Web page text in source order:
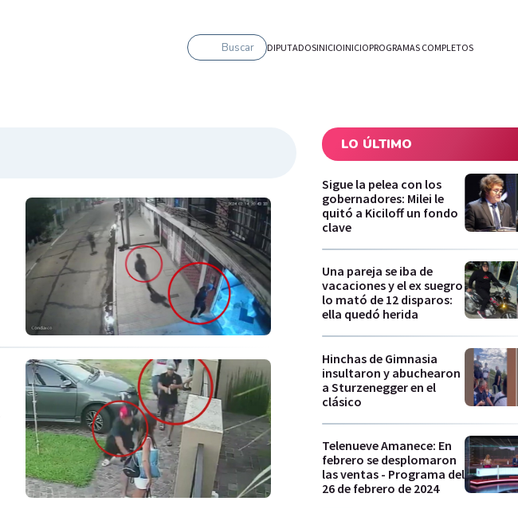
Buscar DIPUTADOSINICIOINICIOPROGRAMAS COMPLETOS
LO ÚLTIMO
Sigue la pelea con los
gobernadores: Milei le
quitó a Kiciloff un fondo
clave
Una pareja se iba de
vacaciones y el ex suegro
lo mató de 12 disparos:
ella quedó herida
Hinchas de Gimnasia
insultaron y abuchearon
a Sturzenegger en el
clásico
Telenueve Amanece: En
febrero se desplomaron
las ventas - Programa del
26 de febrero de 2024